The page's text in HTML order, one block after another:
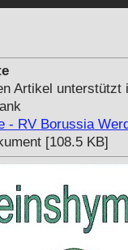
Artikel unterstützt
- RV Borussia
[108.5 KB]